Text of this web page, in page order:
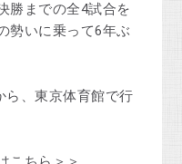
勝までの全4試合を
勢いに乗って6年ぶ
ら、東京体育館で行